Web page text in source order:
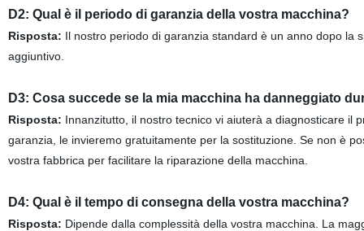
D2: Qual è il periodo di garanzia della vostra macchina?
Risposta: Il nostro periodo di garanzia standard è un anno dopo la
aggiuntivo.
D3: Cosa succede se la mia macchina ha danneggiato
Risposta: Innanzitutto, il nostro tecnico vi aiuterà a diagnosticare il
garanzia, le invieremo gratuitamente per la sostituzione. Se non è
vostra fabbrica per facilitare la riparazione della macchina.
D4: Qual è il tempo di consegna della vostra macchina?
Risposta: Dipende dalla complessità della vostra macchina. La